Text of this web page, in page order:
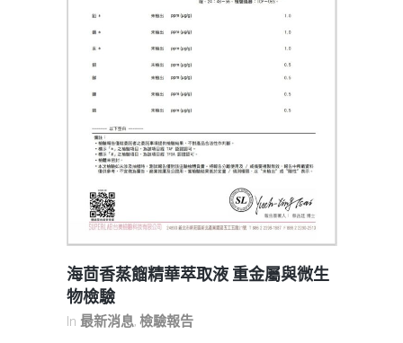
海茴香蒸餾精華萃取液 重金屬與微生
物檢驗
In 最新消息,檢驗報告